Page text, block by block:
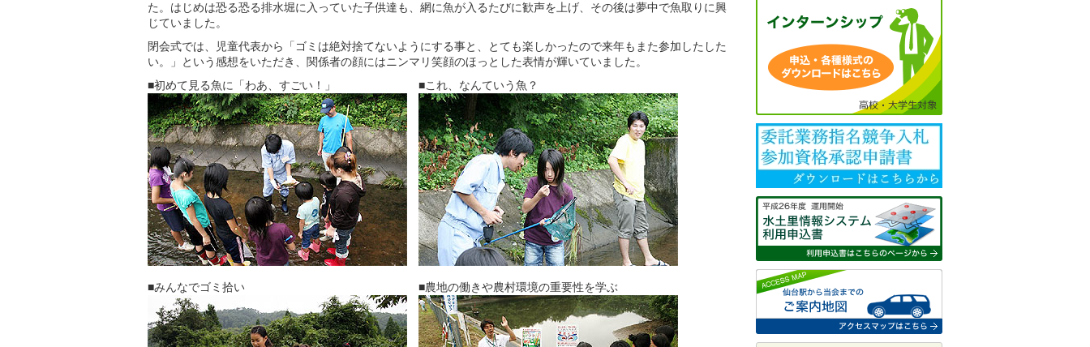
た。はじめは恐る恐る排水堀に入っていた子供達も、網に魚が入るたびに歓声を上げ、その後は夢中で魚取りに興
じていました。
閉会式では、児童代表から「ゴミは絶対捨てないようにする事と、とても楽しかったので来年もまた参加したした
い。」という感想をいただき、関係者の顔にはニンマリ笑顔のほっとした表情が輝いていました。
■初めて見る魚に「わあ、すごい！」
■これ、なんていう魚？
■みんなでゴミ拾い ■農地の働きや農村環境の重要性を学ぶ